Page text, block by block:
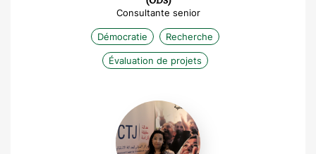
Consultante senior
Démocratie Recherche
Évaluation de projets
Mériem
Chaouachi